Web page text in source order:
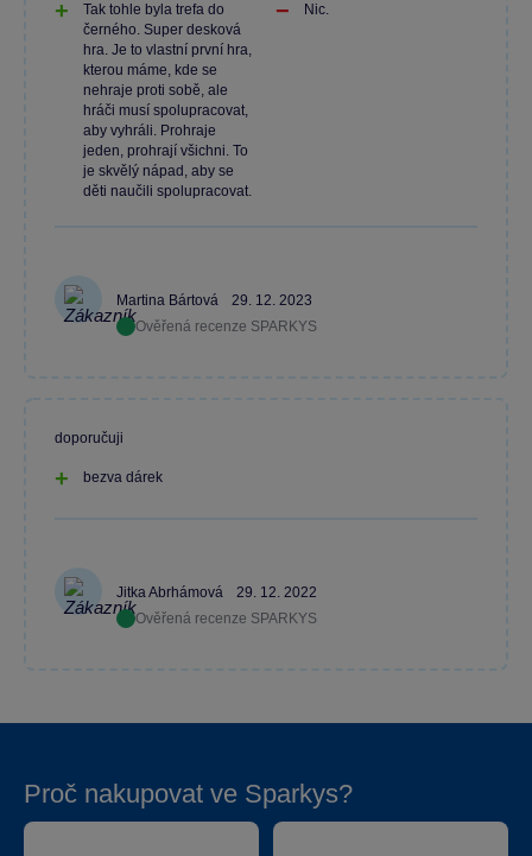
Martina Bártová
29. 12. 2023
Ověřená recenze SPARKYS
Tak tohle byla trefa do
černého. Super desková
hra. Je to vlastní první hra,
kterou máme, kde se
nehraje proti sobě, ale
hráči musí spolupracovat,
aby vyhráli. Prohraje
jeden, prohrají všichni. To
je skvělý nápad, aby se
děti naučili spolupracovat.
Nic.
Jitka Abrhámová
29. 12. 2022
Ověřená recenze SPARKYS
doporučuji
bezva dárek
Proč nakupovat ve Sparkys?